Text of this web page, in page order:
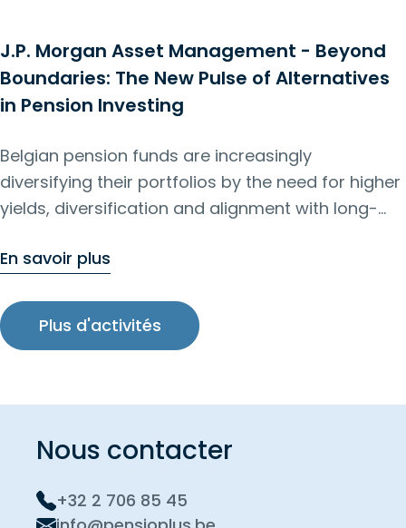
J.P. Morgan Asset Management - Beyond
Boundaries: The New Pulse of Alternatives
in Pension Investing
Belgian pension funds are increasingly
diversifying their portfolios by the need for higher
yields, diversification and alignment with long-
from traditional assets (government bonds,
alternatives such as Private Equity, Private Debt,
Infrastructure Equity and Real Estate. In this lunch
positioned. We will also give our short and long
classes within Alternatives.
En savoir plus
Plus d'activités
Nous contacter
+32 2 706 85 45